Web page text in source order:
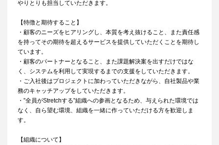
やりとりも担当していただきます。
【特徴と期待すること】
・顧客のニーズをヒアリングし、本質を考え抜けること、また責任感
を持ってその期待を超えるサービスを提供していただくことを期待し
ています。
・顧客のパートナーとなること、また課題解決案を出すだけではな
く、システムを利用して実現するまでの支援をしていただきます。
・ご入社後はプロジェクトに加わっていただきながら、自社製品や業
務のキャッチアップをしていただきます。
・”全員がStretchする”組織への参画となるため、与えられた環境では
なく、自ら望む環境、組織を一緒に作っていただける方を歓迎しま
す。
【組織について】